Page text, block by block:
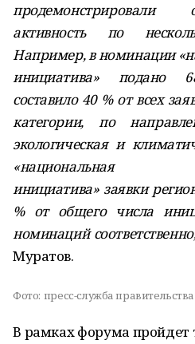
продемонстрировали
активность по
Например, в номинации
инициатива» подано
составило 40 % от всех
категории, по
экологическая и
«национальная
инициатива» заявки
% от общего числа
номинаций
Муратов.
Фото: пресс-служба
В рамках форума пройдет